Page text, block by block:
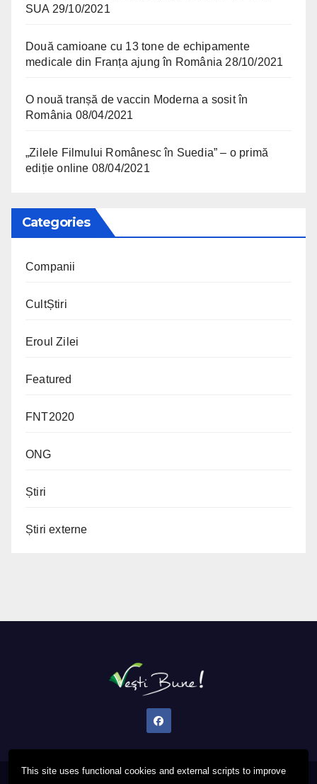
This site uses functional cookies and external scripts to improve
SUA 29/10/2021
Două camioane cu 13 tone de echipamente
medicale din Franța ajung în România 28/10/2021
O nouă tranșă de vaccin Moderna a sosit în
România 08/04/2021
„Zilele Filmului Românesc în Suedia” – o primă
ediție online 08/04/2021
Categories
Companii
CultȘtiri
Eroul Zilei
Featured
FNT2020
ONG
Știri
Știri externe